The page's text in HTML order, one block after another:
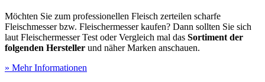
Möchten Sie zum professionellen Fleisch zerteilen scharfe
Fleischmesser bzw. Fleischermesser kaufen? Dann sollten Sie sich
laut Fleischermesser Test oder Vergleich mal das Sortiment der
folgenden Hersteller und näher Marken anschauen.
» Mehr Informationen